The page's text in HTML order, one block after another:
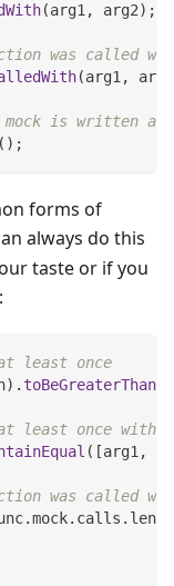
(arg1, arg2) ;
was called
(arg1, arg2
is written as
( ) ;
forms of
always do this
taste or if you
least once
) . toBeGreaterThan
least once with
( [arg1 ,
was called
.mock. calls .